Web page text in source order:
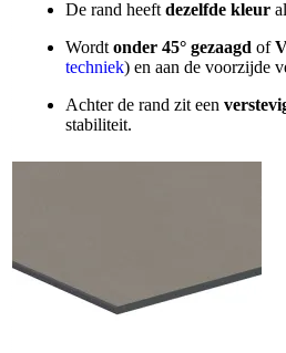
De rand heeft dezelfde kleur
Wordt onder 45° gezaagd of
techniek) en aan de voorzijde
Achter de rand zit een
stabiliteit.